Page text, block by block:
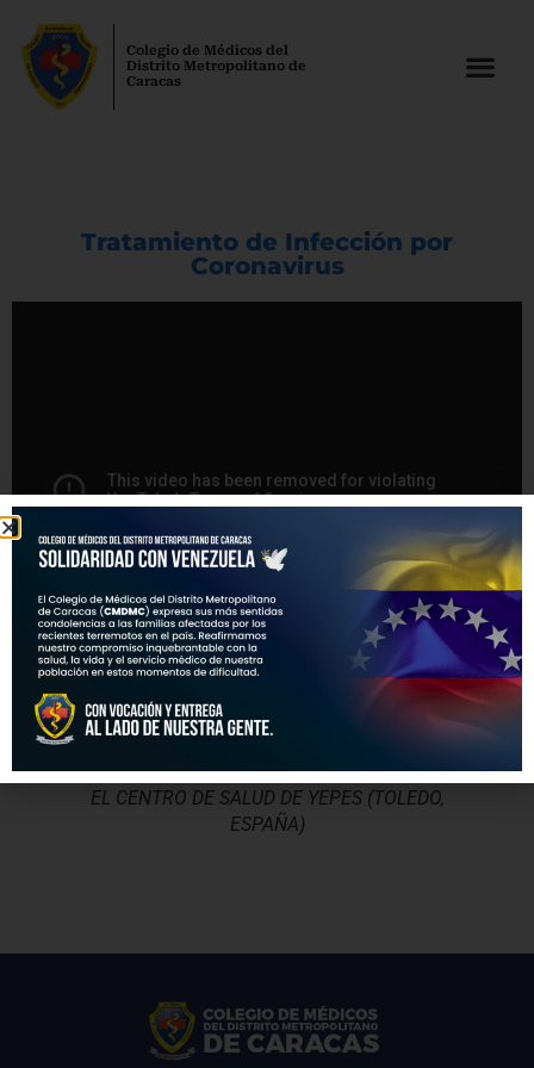
Colegio de Médicos del
Distrito Metropolitano de
Caracas
Tratamiento de Infección por
Coronavirus
COLEGIADO 45/3095-8 . MEDICO DE FAMILIA EN
EL CENTRO DE SALUD DE YEPES (TOLEDO,
ESPAÑA)